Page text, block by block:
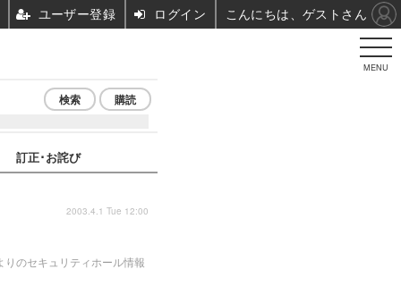
MENU
検索 購読
訂正･お詫び
のセキュリティホール情報
2003.4.1 Tue 12:00
ユーザー登録 ログイン こんにちは、ゲストさん